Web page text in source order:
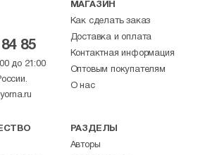
85
до 21:00
МАГАЗИН
Как сделать заказ
Доставка и оплата
Контактная информация
Оптовым покупателям
О нас
РАЗДЕЛЫ
Авторы